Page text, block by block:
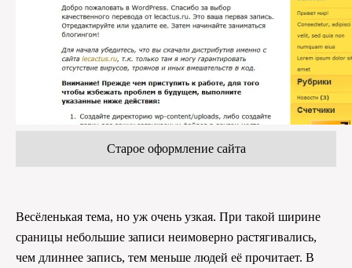
Старое оформление сайта
Весёленькая тема, но уж очень узкая. При такой ширине
сраницы небольшие записи неимоверно растягивались,
чем длиннее запись, тем меньше людей её прочитает. В